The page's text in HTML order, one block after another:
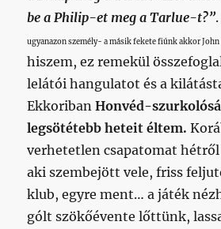
be a Philip-et meg a Tarlue-t?”
ugyanazon személy- a másik fekete fiúnk akkor
hiszem, ez remekül
lelátói hangulatot és a
EkkoribanHonvéd-
legsötétebb heteit éltem.
verhetetlen csapatomat
aki szembejött vele, friss
klub, egyre ment… a játék
gólt szökőévente lőttünk,